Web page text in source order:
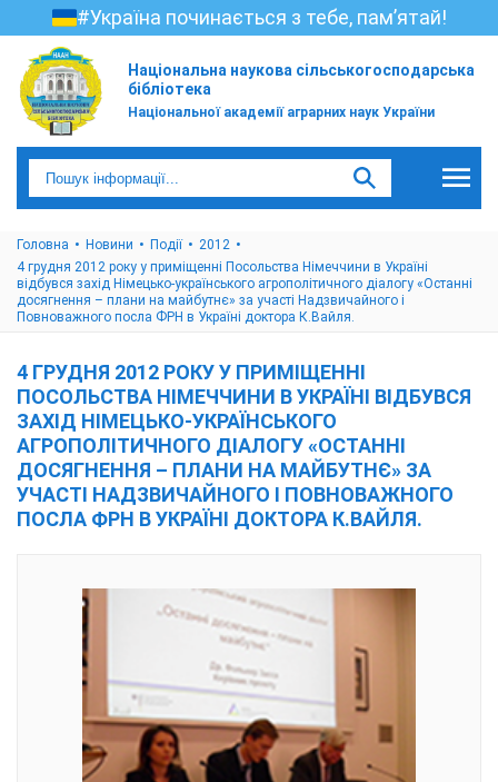
#Україна починається з тебе, пам’ятай!
Національна наукова сільськогосподарська
бібліотека
Національної академії аграрних наук України
Головна Новини Події
2012
4 грудня 2012 року у приміщенні Посольства Німеччини в Україні
відбувся захід Німецько-українського агрополітичного діалогу «Останні
досягнення – плани на майбутнє» за участі Надзвичайного і
Повноважного посла ФРН в Україні доктора К.Вайля.
4 ГРУДНЯ 2012 РОКУ У ПРИМІЩЕННІ
ПОСОЛЬСТВА НІМЕЧЧИНИ В УКРАЇНІ ВІДБУВСЯ
ЗАХІД НІМЕЦЬКО-УКРАЇНСЬКОГО
АГРОПОЛІТИЧНОГО ДІАЛОГУ «ОСТАННІ
ДОСЯГНЕННЯ – ПЛАНИ НА МАЙБУТНЄ» ЗА
УЧАСТІ НАДЗВИЧАЙНОГО І ПОВНОВАЖНОГО
ПОСЛА ФРН В УКРАЇНІ ДОКТОРА К.ВАЙЛЯ.